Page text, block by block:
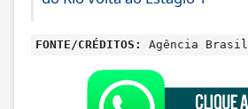
FONTE/CRÉDITOS: Agência Brasil